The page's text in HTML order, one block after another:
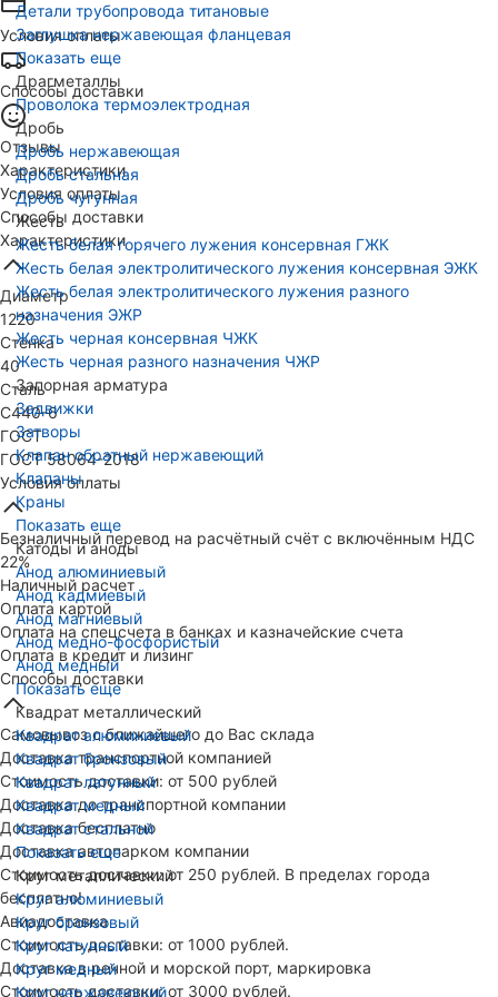
Детали трубопровода титановые
Заглушка нержавеющая фланцевая
Показать еще
Драгметаллы
Проволока термоэлектродная
Дробь
Дробь нержавеющая
Дробь стальная
Дробь чугунная
Жесть
Жесть белая горячего лужения консервная ГЖК
Жесть белая электролитического лужения консервная ЭЖК
Жесть белая электролитического лужения разного
назначения ЭЖР
Жесть черная консервная ЧЖК
Жесть черная разного назначения ЧЖР
Запорная арматура
Задвижки
Затворы
Клапан обратный нержавеющий
Клапаны
Краны
Показать еще
Катоды и аноды
Анод алюминиевый
Анод кадмиевый
Анод магниевый
Анод медно-фосфористый
Анод медный
Показать еще
Квадрат металлический
Квадрат алюминиевый
Квадрат бронзовый
Квадрат латунный
Квадрат медный
Квадрат стальной
Показать еще
Круг металлический
Круг алюминиевый
Круг бронзовый
Круг латунный
Круг медный
Круг нержавеющий
Условия оплаты
Способы доставки
Отзывы
Характеристики
Условия оплаты
Способы доставки
Характеристики
Диаметр
1220
Стенка
40
Сталь
С440-6
ГОСТ
ГОСТ 58064-2018
Условия оплаты
Безналичный перевод на расчётный счёт с включённым НДС
22%
Наличный расчет
Оплата картой
Оплата на спецсчета в банках и казначейские счета
Оплата в кредит и лизинг
Способы доставки
Самовывоз с ближайшего до Вас склада
Доставка транспортной компанией
Стоимость доставки: от 500 рублей
Доставка до транспортной компании
Доставка бесплатно
Доставка автопарком компании
Стоимость доставки: от 250 рублей. В пределах города
бесплатно!
Авиадоставка
Стоимость доставки: от 1000 рублей.
Доставка в речной и морской порт, маркировка
Стоимость доставки: от 3000 рублей.